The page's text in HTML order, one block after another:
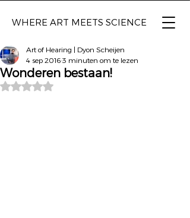
WHERE ART MEETS SCIENCE
Wonderen bestaan!
Art of Hearing | Dyon Scheijen
4 sep 2016 3 minuten om te lezen
Beoordeeld met NaN uit 5 sterren.